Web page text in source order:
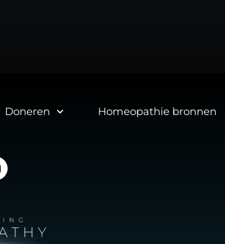
Doneren Homeopathie bronnen